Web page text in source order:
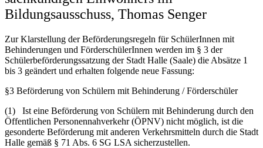
Bildungsausschuss, Thomas Senger
Zur Klarstellung der Beförderungsregeln für SchülerInnen mit
Behinderungen und FörderschülerInnen werden im § 3 der
Schülerbeförderungssatzung der Stadt Halle (Saale) die Absätze 1
bis 3 geändert und erhalten folgende neue Fassung:
§3 Beförderung von Schülern mit Behinderung / Förderschüler
(1) Ist eine Beförderung von Schülern mit Behinderung durch den
Öffentlichen Personennahverkehr (ÖPNV) nicht möglich, ist die
gesonderte Beförderung mit anderen Verkehrsmitteln durch die Stadt
Halle gemäß § 71 Abs. 6 SG LSA sicherzustellen.